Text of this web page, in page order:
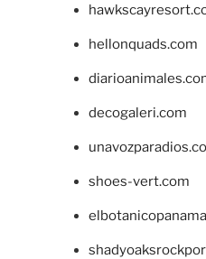
hellonquads.com
decogaleri.com
shoes-vert.com